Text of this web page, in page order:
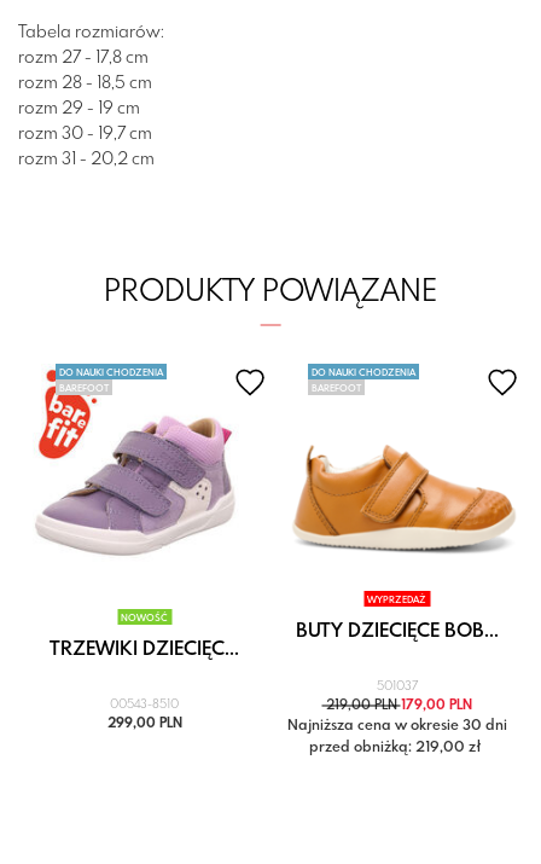
Tabela rozmiarów:
rozm 27 - 17,8 cm
rozm 28 - 18,5 cm
rozm 29 - 19 cm
rozm 30 - 19,7 cm
rozm 31 - 20,2 cm
PRODUKTY POWIĄZANE
DO NAUKI CHODZENIA
BAREFOOT
NOWOŚĆ
TRZEWIKI DZIECIĘC...
00543-8510
299,00 PLN
DO NAUKI CHODZENIA
BAREFOOT
WYPRZEDAŻ
BUTY DZIECIĘCE BOB...
501037
219,00 PLN179,00 PLN
Najniższa cena w okresie 30 dni
przed obniżką: 219,00 zł